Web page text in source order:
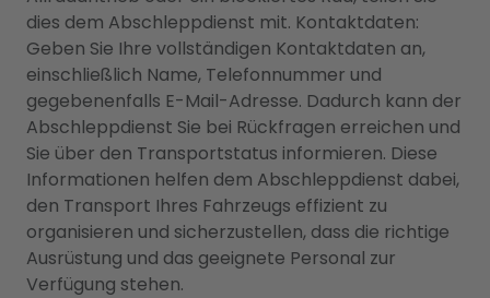
dies dem Abschleppdienst mit. Kontaktdaten:
Geben Sie Ihre vollständigen Kontaktdaten an,
einschließlich Name, Telefonnummer und
gegebenenfalls E-Mail-Adresse. Dadurch kann der
Abschleppdienst Sie bei Rückfragen erreichen und
Sie über den Transportstatus informieren. Diese
Informationen helfen dem Abschleppdienst dabei,
den Transport Ihres Fahrzeugs effizient zu
organisieren und sicherzustellen, dass die richtige
Ausrüstung und das geeignete Personal zur
Verfügung stehen.